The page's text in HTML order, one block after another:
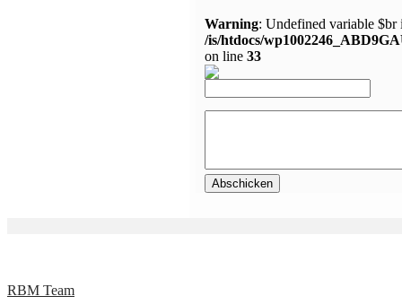
Warning: Undefined variable $br
/is/htdocs/
on line 33
RBM Team